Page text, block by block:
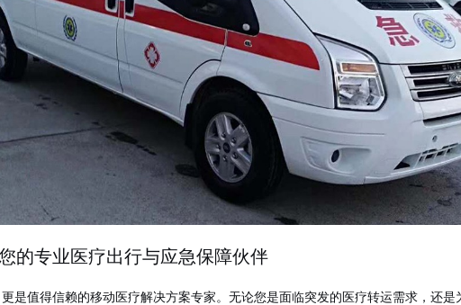
专业医疗出行与应急保障伙伴
是值得信赖的移动医疗解决方案专家。无论您是面临突发的医疗转运需求，还是